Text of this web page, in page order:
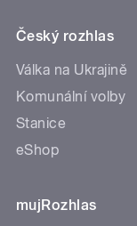
Český rozhlas
Válka na Ukrajině
Komunální volby
Stanice
eShop
mujRozhlas